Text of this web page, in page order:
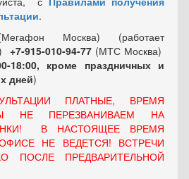
.
Москва) (работает
+7-915-010-94-77 (МТС Москва)
18:00, кроме праздничных и
дней)
ПЛАТНЫЕ, ВРЕМЯ
НЕ ПЕРЕЗВАНИВАЕМ НА
В НАСТОЯЩЕЕ ВРЕМЯ
НЕ ВЕДЕТСЯ! ВСТРЕЧИ
ПОСЛЕ ПРЕДВАРИТЕЛЬНОЙ